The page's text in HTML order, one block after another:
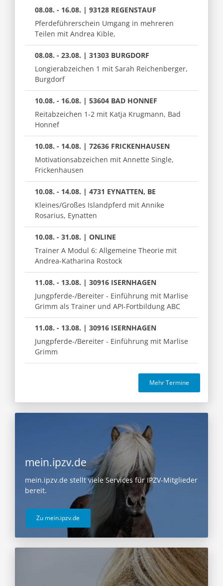
08.08. - 16.08. | 93128 REGENSTAUF
Pferdeführerschein Umgang in mehreren
Teilen mit Andrea Kible,
08.08. - 23.08. | 31303 BURGDORF
Longierabzeichen 1 mit Sarah Reichenberger,
Burgdorf
10.08. - 16.08. | 53604 BAD HONNEF
Reitabzeichen 1-2 mit Katja Krugmann, Bad
Honnef
10.08. - 14.08. | 72636 FRICKENHAUSEN
Motivationsabzeichen mit Annette Single,
Frickenhausen
10.08. - 14.08. | 4731 EYNATTEN, BE
Kleines/Großes Islandpferd mit Annike
Rosarius, Eynatten
10.08. - 31.08. | ONLINE
Trainer A Modul 6: Allgemeine Theorie mit
Andrea-Katharina Rostock
11.08. - 13.08. | 30916 ISERNHAGEN
Jungpferde-/Bereiter - Einführung mit Marlise
Grimm als Trainer und API-Fortbildung ABC
11.08. - 13.08. | 30916 ISERNHAGEN
Jungpferde-/Bereiter - Einführung mit Marlise
Grimm
Mehr Termine
mein.ipzv.de
mein.ipzv.de stellt viele Services für IPZV-Mitglieder
bereit.
Zu mein.ipzv.de